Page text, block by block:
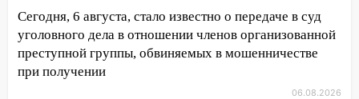
зернобобовых культур
15:51 Бросила кирпич в жену брата: в
Ульяновской области завели дело на
агрессивную женщину
Сегодня, 6 августа, стало известно о передаче в суд
уголовного дела в отношении членов организованной
преступной группы, обвиняемых в мошенничестве
при получении
06.08.2026